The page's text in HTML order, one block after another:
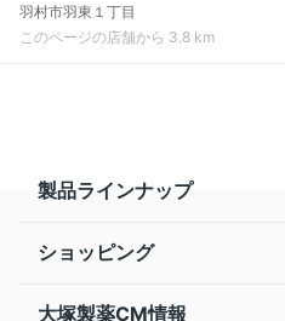
羽村市羽東１丁目
このページの店舗から 3.8 km
製品ラインナップ
ショッピング
大塚製薬CM情報